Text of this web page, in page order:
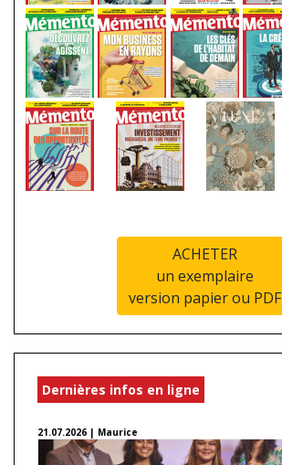
ACHETER
un exemplaire
version papier ou PDF
Dernières infos en ligne
21.07.2026 | Maurice